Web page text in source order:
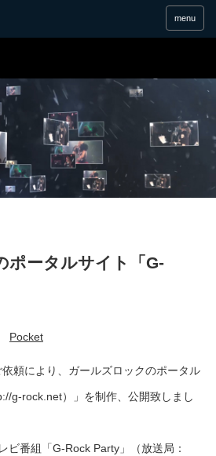
menu
ポータルサイト「G-
Pocket
頼により、ガールズロックのポータル
g-rock.net）」を制作、公開致しまし
ビ番組「G-Rock Party」（放送局：